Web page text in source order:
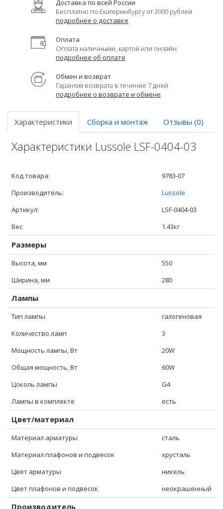
Доставка по всей России
Бесплатно по Екатеринбургу от 2000 рублей
подробнее о доставке
Оплата
Оплата наличными, картой или онлайн
подробнее об оплате
Обмен и возврат
Гарантия возврата в течение 7 дней
подробнее о возврате и обмене
Характеристики Сборка и монтаж Отзывы (0)
Характеристики Lussole LSF-0404-03
Код товара:
9783-07
Производитель:
Lussole
Артикул:
LSF-0404-03
Вес
1.43кг
Размеры
Высота, мм
550
Ширина, мм
280
Лампы
Тип лампы
галогеновая
Количество ламп
3
Мощность лампы, Вт
20W
Общая мощность, Вт
60W
Цоколь лампы
G4
Лампы в комплекте
есть
Цвет/материал
Материал арматуры
сталь
Материал плафонов и подвесок
хрусталь
Цвет арматуры
никель
Цвет плафонов и подвесок
неокрашенный
Производитель